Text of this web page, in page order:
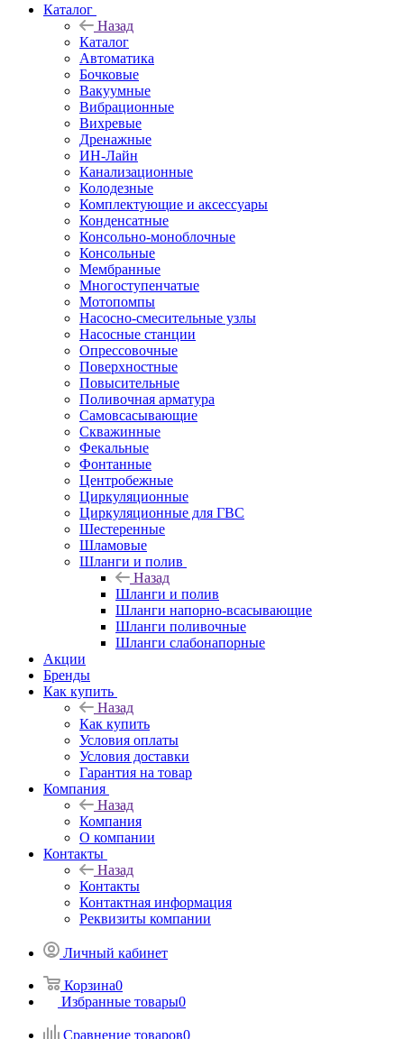
Каталог
Назад
Каталог
Автоматика
Бочковые
Вакуумные
Вибрационные
Вихревые
Дренажные
ИН-Лайн
Канализационные
Колодезные
Комплектующие и аксессуары
Конденсатные
Консольно-моноблочные
Консольные
Мембранные
Многоступенчатые
Мотопомпы
Насосно-смесительные узлы
Насосные станции
Опрессовочные
Поверхностные
Повысительные
Поливочная арматура
Самовсасывающие
Скважинные
Фекальные
Фонтанные
Центробежные
Циркуляционные
Циркуляционные для ГВС
Шестеренные
Шламовые
Шланги и полив
Назад
Шланги и полив
Шланги напорно-всасывающие
Шланги поливочные
Шланги слабонапорные
Акции
Бренды
Как купить
Назад
Как купить
Условия оплаты
Условия доставки
Гарантия на товар
Компания
Назад
Компания
О компании
Контакты
Назад
Контакты
Контактная информация
Реквизиты компании
Личный кабинет
Корзина0
Избранные товары0
Сравнение товаров0